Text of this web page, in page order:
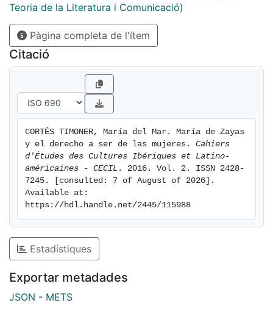
Teoria de la Literatura i Comunicació)
Pàgina completa de l'ítem
Citació
CORTÉS TIMONER, María del Mar. María de Zayas
y el derecho a ser de las mujeres. Cahiers
d'Études des Cultures Ibériques et Latino-
américaines - CECIL . 2016. Vol. 2. ISSN 2428-
7245. [consulted: 7 of August of 2026].
Available at:
https://hdl.handle.net/2445/115988
Estadístiques
Exportar metadades
JSON - METS